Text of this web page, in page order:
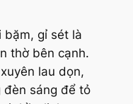
bặm, gỉ sét là
thờ bên cạnh.
lau dọn,
sáng để tỏ